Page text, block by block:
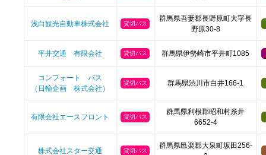
浅白観光自動車株式会社 貸切バス
群馬県吾妻郡長野原町大字長
野原30-8
平井交通 有限会社 貸切バス 群馬県伊勢崎市平井町1085
コンフォート バス
（日輸企画 株式会社）
貸切バス 群馬県渋川市白井166-1
有限会社エースフロント 貸切バス
群馬県利根郡昭和村糸井
6652-4
株式会社スター交通 貸切バス
群馬県邑楽郡大泉町坂田256-